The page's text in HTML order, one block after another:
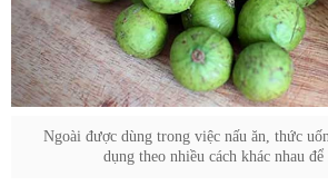
Ngoài được dùng trong việc nấu ăn, thức
dụng theo nhiều cách khác nhau